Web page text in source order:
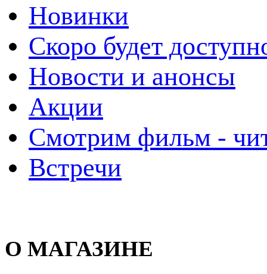
Новинки
Скоро будет
Новости и анонсы
Акции
Смотрим фильм -
Встречи
О МАГАЗИНЕ